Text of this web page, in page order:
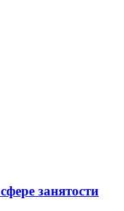
занятости